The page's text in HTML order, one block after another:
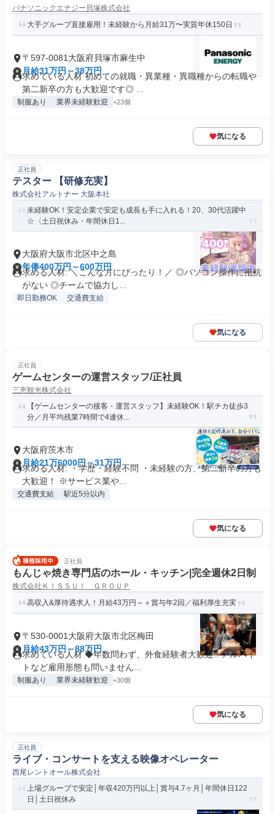
パナソニックエナジー貝塚株式会社
大手グループ直接雇用！未経験から月給31万〜実質年休150日
〒597-0081大阪府貝塚市麻生中
月給31万円～38万円
求めている人材 初めての就職・異業種・異職種からの転職や
第二新卒の方も大歓迎です◎ ...
制服あり 業界未経験歓迎 +23個
気になる
正社員
テスター 【研修充実】
株式会社アルトナー 大阪本社
未経験OK！安定企業で安定も成長も手に入れる！20、30代活躍中
☆〈土日祝休み・年間休日1...
大阪府大阪市北区中之島
年俸400万円～600万円
求める人材: ＼こんな方にぴったり！／ ◎パソコン操作に抵抗
がない ◎チームで協力し...
即日勤務OK 交通費支給
気になる
正社員
ゲームセンターの運営スタッフ/正社員
三恵観光株式会社
【ゲームセンターの接客・運営スタッフ】未経験OK！駅チカ徒歩3
分／月平均残業7時間で4連休...
大阪府茨木市
月給21万6000円～31万円
求める人材: ・学歴・経験不問 ・未経験の方、第二新卒の方も
大歓迎！ ※サービス業や...
交通費支給 駅近5分以内
気になる
正社員
もんじゃ焼き専門店のホール・キッチン|完全週休2日制
株式会社ＫＩＳＳＵＩ ＧＲＯＵＰ
高収入&厚待遇求人！月給43万円～＋賞与年2回／福利厚生充実
〒530-0001大阪府大阪市北区梅田
月給43万円～88万円
求めている人材 ◆年数問わず、外食経験者大歓迎!! アルバイ
トなど雇用形態も問いません...
制服あり 業界未経験歓迎 +30個
気になる
正社員
ライブ・コンサートを支える映像オペレーター
西尾レントオール株式会社
上場グループで安定│年収420万円以上│賞与4.7ヶ月│年間休日122
日│土日祝休み